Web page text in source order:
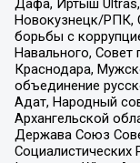
Дафа, Иртыш Ultras,
Новокузнецк/РПК,
борьбы с
Навального, Совет
Краснодара,
объединение
Адат, Народный
Архангельской
Держава Союз
Социалистических